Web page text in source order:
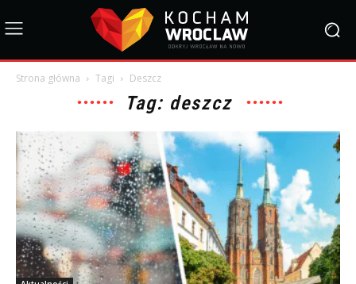
Strona główna Tagi Deszcz
Tag: deszcz